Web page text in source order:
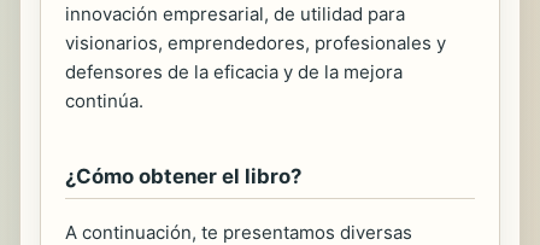
innovación empresarial, de utilidad para
visionarios, emprendedores, profesionales y
defensores de la eficacia y de la mejora
continúa.
¿Cómo obtener el libro?
A continuación, te presentamos diversas